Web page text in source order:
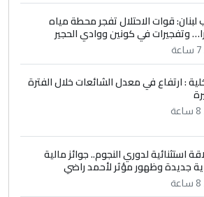
4
من عصابة علي ماما يسقط
للعراق ومن اصول عريقة
يرد على صدام حسين سل
(نص كامل)
5
من عصابة علي ماما يسقط
للعراق ومن اصول عريقة
لبنان: قوات الاحتلال تفجر محطة مياه
وتفجيرات في كونين ووادي الحجير
: ارتفاع في معدل الشائعات خلال الفترة
استثنائية لدوري النجوم.. جوائز مالية
جديدة وظهور مؤثر لأحمد راضي